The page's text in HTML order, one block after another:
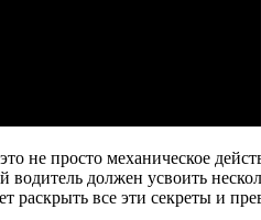
не просто механическое
должен усвоить
все эти секреты и